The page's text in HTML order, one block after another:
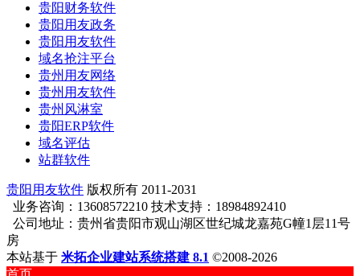
贵阳财务软件
贵阳用友政务
贵阳用友软件
域名抢注平台
贵州用友网络
贵州用友软件
贵州风淋室
贵阳ERP软件
域名评估
站群软件
贵阳用友软件 版权所有 2011-2031
业务咨询：13608572210 技术支持：18984892410
公司地址：贵州省贵阳市观山湖区世纪城龙嘉苑G幢1层11号
房
本站基于 米拓企业建站系统搭建 8.1 ©2008-2026